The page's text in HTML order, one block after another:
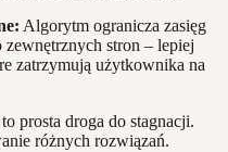
Algorytm ogranicza zasięg
stron – lepiej
zatrzymują użytkownika na
prosta droga do stagnacji.
różnych rozwiązań.